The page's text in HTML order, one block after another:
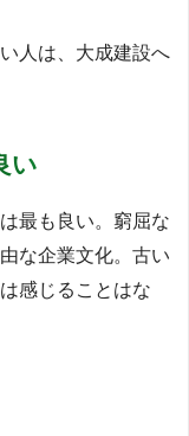
人は、大成建設へ
い
最も良い。窮屈な
な企業文化。古い
感じることはな